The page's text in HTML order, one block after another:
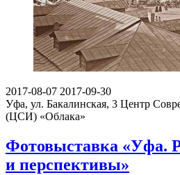
2017-08-07 2017-09-30
Уфа, ул. Бакалинская, 3 Центр
(ЦСИ) «Облака»
Фотовыставка «Уфа.
и перспективы»